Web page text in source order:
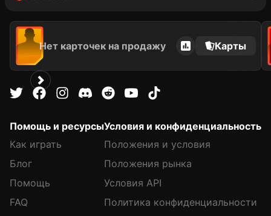
Нет карточек на продажу Карты
Помощь и ресурсы
Как играть
Блог
Помощь
FAQ
Условия и конфиденциальность
Положения и условия
Положения рынка
Условия API
Политика конфиденциальности